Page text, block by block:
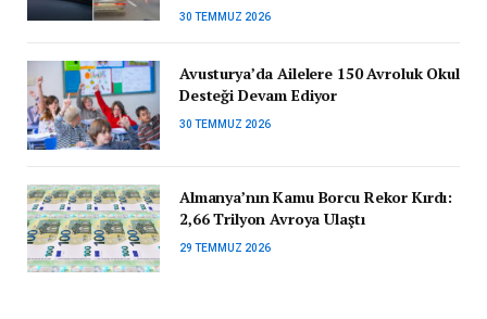
30 TEMMUZ 2026
Avusturya’da Ailelere 150 Avroluk Okul
Desteği Devam Ediyor
30 TEMMUZ 2026
Almanya’nın Kamu Borcu Rekor Kırdı:
2,66 Trilyon Avroya Ulaştı
29 TEMMUZ 2026